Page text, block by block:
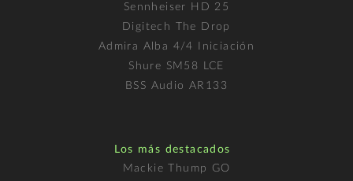
Sennheiser HD 25
Digitech The Drop
Admira Alba 4/4 Iniciación
Shure SM58 LCE
BSS Audio AR133
Los más destacados
Mackie Thump GO